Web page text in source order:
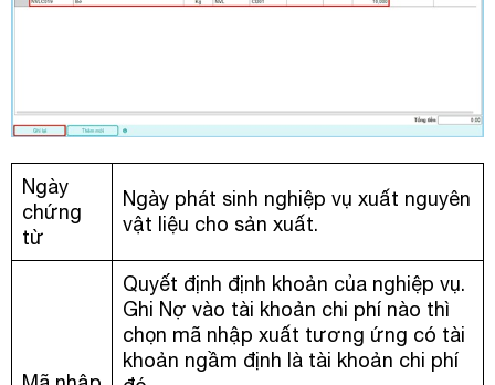
Ngày
chứng
từ
Ngày phát sinh nghiệp vụ xuất nguyên
vật liệu cho sản xuất.
Quyết định định khoản của nghiệp vụ.
Ghi Nợ vào tài khoản chi phí nào thì
chọn mã nhập xuất tương ứng có tài
khoản ngầm định là tài khoản chi phí